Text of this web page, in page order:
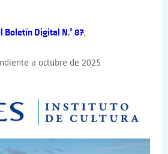
Boletín Digital N.° 87,
a octubre de 2025